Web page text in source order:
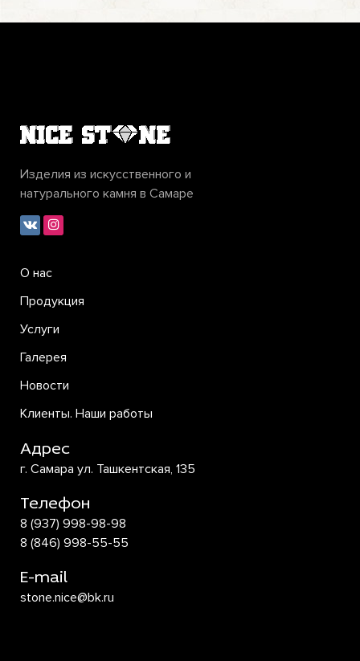
Изделия из искусственного и
натурального камня в Самаре
О нас
Продукция
Услуги
Галерея
Новости
Клиенты. Наши работы
Адрес
г. Самара ул. Ташкентская, 135
Телефон
8 (937) 998-98-98
8 (846) 998-55-55
E-mail
stone.nice@bk.ru